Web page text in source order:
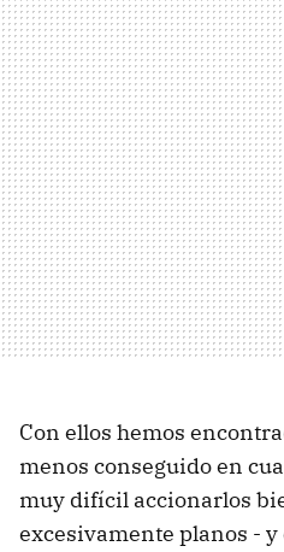
Con ellos hemos
menos conseguido en
muy difícil accionarlos
excesivamente planos -